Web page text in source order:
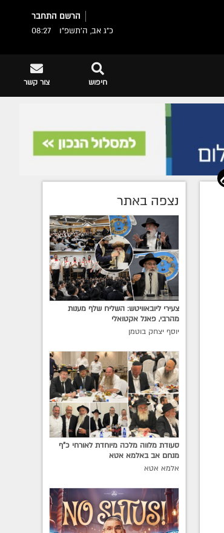
הרשם התחבר
כ"ג אב, ה׳תשפ״ו
08:27
צור קשר חיפוש
נצפה באתר
צעירי ליובאוויטש: השליח שלף מענות
מהרבי, פאנל אקטואלי
יוסף יצחק בוטמן
סעודת מלווה מלכה מיוחדת לאורחי כ"ף
מנחם אב באלמא אטא
אלמא אטא